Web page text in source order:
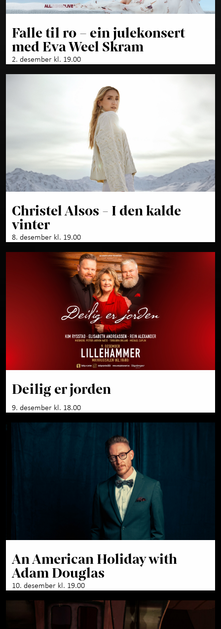
Falle til ro – ein julekonsert
med Eva Weel Skram
2. desember kl. 19.00
Christel Alsos - I den kalde
vinter
8. desember kl. 19.00
Deilig er jorden
9. desember kl. 18.00
An American Holiday with
Adam Douglas
10. desember kl. 19.00